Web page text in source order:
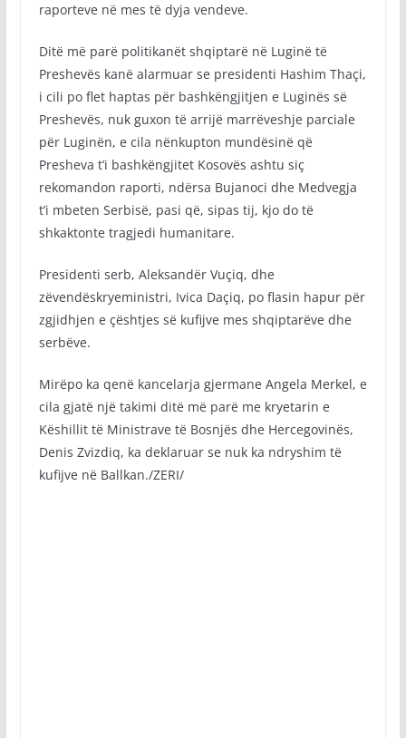
raporteve në mes të dyja vendeve.
Ditë më parë politikanët shqiptarë në Luginë të
Preshevës kanë alarmuar se presidenti Hashim Thaçi,
i cili po flet haptas për bashkëngjitjen e Luginës së
Preshevës, nuk guxon të arrijë marrëveshje parciale
për Luginën, e cila nënkupton mundësinë që
Presheva t’i bashkëngjitet Kosovës ashtu siç
rekomandon raporti, ndërsa Bujanoci dhe Medvegja
t’i mbeten Serbisë, pasi që, sipas tij, kjo do të
shkaktonte tragjedi humanitare.
Presidenti serb, Aleksandër Vuçiq, dhe
zëvendëskryeministri, Ivica Daçiq, po flasin hapur për
zgjidhjen e çështjes së kufijve mes shqiptarëve dhe
serbëve.
Mirëpo ka qenë kancelarja gjermane Angela Merkel, e
cila gjatë një takimi ditë më parë me kryetarin e
Këshillit të Ministrave të Bosnjës dhe Hercegovinës,
Denis Zvizdiq, ka deklaruar se nuk ka ndryshim të
kufijve në Ballkan./ZERI/